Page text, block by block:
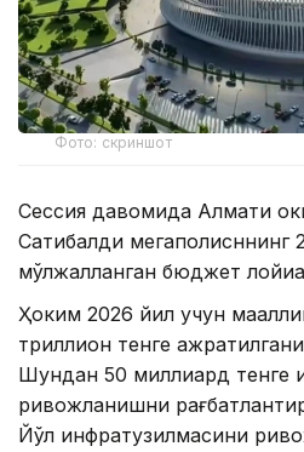
Фото: скриншот
Сессия давомида Алмати
Сатибалди мегаполисннинг
мўлжалланган бюджет
Ҳоким 2026 йил учун
триллион тенге
Шундан 50 миллиард тенге
ривожланишни
Йўл инфратузилмасини